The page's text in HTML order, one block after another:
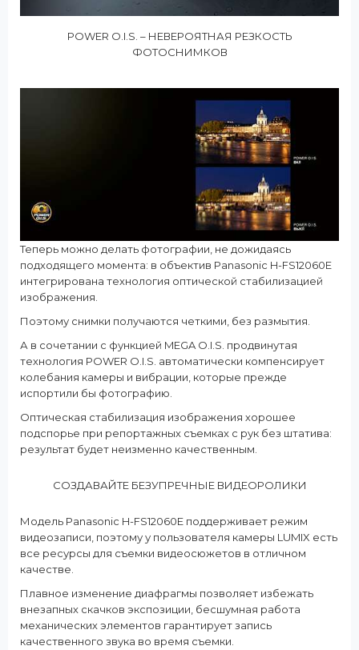
POWER O.I.S. – НЕВЕРОЯТНАЯ РЕЗКОСТЬ
ФОТОСНИМКОВ
Теперь можно делать фотографии, не дожидаясь
подходящего момента: в объектив Panasonic H-FS12060E
интегрирована технология оптической стабилизацией
изображения.
Поэтому снимки получаются четкими, без размытия.
А в сочетании с функцией MEGA O.I.S. продвинутая
технология POWER O.I.S. автоматически компенсирует
колебания камеры и вибрации, которые прежде
испортили бы фотографию.
Оптическая стабилизация изображения хорошее
подспорье при репортажных съемках с рук без штатива:
результат будет неизменно качественным.
СОЗДАВАЙТЕ БЕЗУПРЕЧНЫЕ ВИДЕОРОЛИКИ
Модель Panasonic H-FS12060E поддерживает режим
видеозаписи, поэтому у пользователя камеры LUMIX есть
все ресурсы для съемки видеосюжетов в отличном
качестве.
Плавное изменение диафрагмы позволяет избежать
внезапных скачков экспозиции, бесшумная работа
механических элементов гарантирует запись
качественного звука во время съемки.